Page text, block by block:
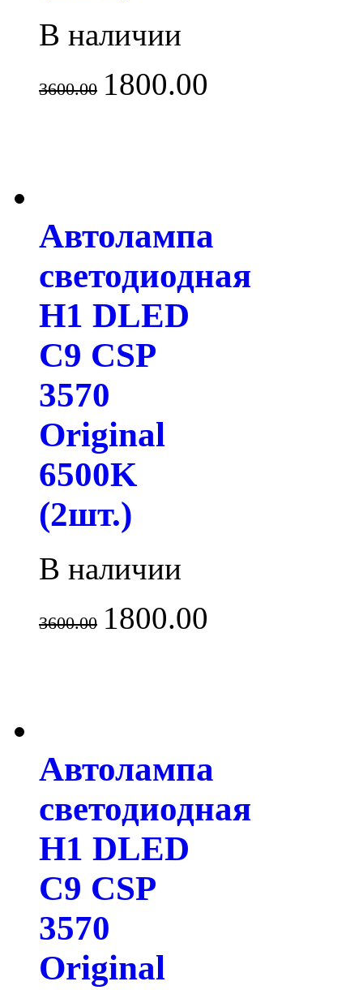
В наличии
3600.00 1800.00
Автолампа
светодиодная
H1 DLED
C9 CSP
3570
Original
6500K
(2шт.)
В наличии
3600.00 1800.00
Автолампа
светодиодная
H1 DLED
C9 CSP
3570
Original